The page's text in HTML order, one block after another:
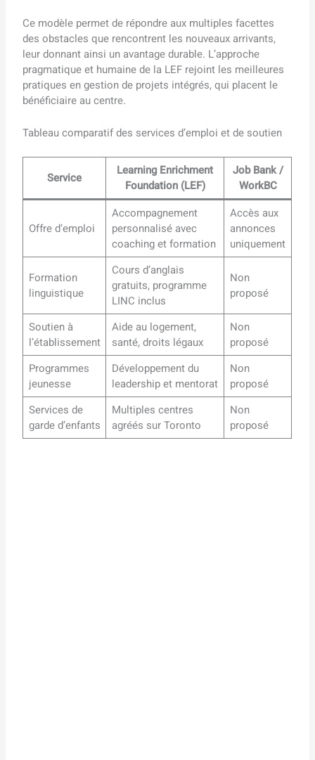
Ce modèle permet de répondre aux multiples facettes
des obstacles que rencontrent les nouveaux arrivants,
leur donnant ainsi un avantage durable. L’approche
pragmatique et humaine de la LEF rejoint les meilleures
pratiques en gestion de projets intégrés, qui placent le
bénéficiaire au centre.
Tableau comparatif des services d’emploi et de soutien
Service
Learning Enrichment
Foundation (LEF)
Job Bank /
WorkBC
Offre d’emploi
Accompagnement
personnalisé avec
coaching et formation
Accès aux
annonces
uniquement
Formation
linguistique
Cours d’anglais
gratuits, programme
LINC inclus
Non
proposé
Soutien à
l’établissement
Aide au logement,
santé, droits légaux
Non
proposé
Programmes
jeunesse
Développement du
leadership et mentorat
Non
proposé
Services de
garde d’enfants
Multiples centres
agréés sur Toronto
Non
proposé